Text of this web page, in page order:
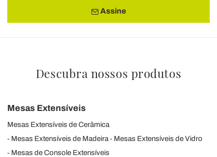
Assine
Descubra nossos produtos
Mesas Extensíveis
Mesas Extensíveis de Cerâmica
Mesas Extensíveis de Madeira
Mesas Extensíveis de Vidro
Mesas de Console Extensíveis